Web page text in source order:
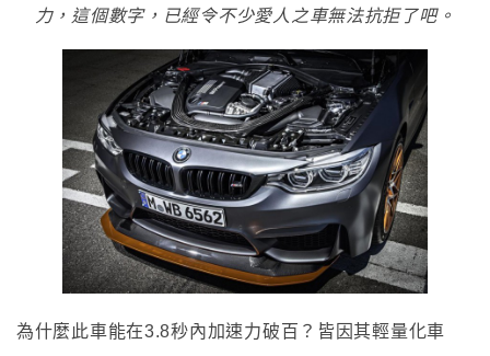
力，這個數字，已經令不少愛人之車無法抗拒了吧。
為什麼此車能在3.8秒內加速力破百？皆因其輕量化車